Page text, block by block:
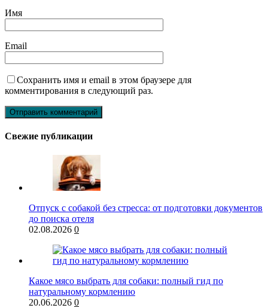
Имя
Email
Сохранить имя и email в этом браузере для
комментирования в следующий раз.
Свежие публикации
Отпуск с собакой без стресса: от подготовки документов
до поиска отеля
02.08.2026 0
Какое мясо выбрать для собаки: полный гид по
натуральному кормлению
20.06.2026 0